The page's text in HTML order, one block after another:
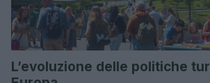
L’evoluzione delle politiche